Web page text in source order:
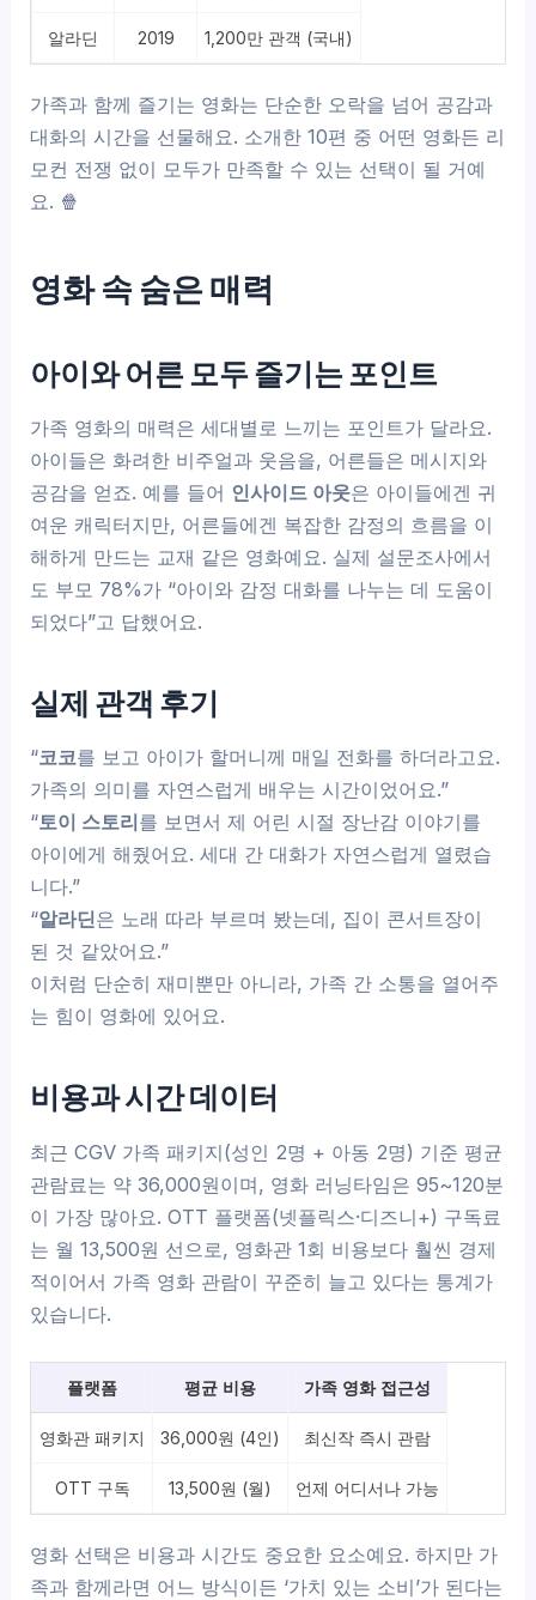
알라딘 2019 1,200만 관객 (국내)
가족과 함께 즐기는 영화는 단순한 오락을 넘어 공감과
대화의 시간을 선물해요. 소개한 10편 중 어떤 영화든 리
모컨 전쟁 없이 모두가 만족할 수 있는 선택이 될 거예
요. 🍿
영화 속 숨은 매력
아이와 어른 모두 즐기는 포인트
가족 영화의 매력은 세대별로 느끼는 포인트가 달라요.
아이들은 화려한 비주얼과 웃음을, 어른들은 메시지와
공감을 얻죠. 예를 들어 인사이드 아웃은 아이들에겐 귀
여운 캐릭터지만, 어른들에겐 복잡한 감정의 흐름을 이
해하게 만드는 교재 같은 영화예요. 실제 설문조사에서
도 부모 78%가 “아이와 감정 대화를 나누는 데 도움이
되었다”고 답했어요.
실제 관객 후기
“코코를 보고 아이가 할머니께 매일 전화를 하더라고요.
가족의 의미를 자연스럽게 배우는 시간이었어요.”
“토이 스토리를 보면서 제 어린 시절 장난감 이야기를
아이에게 해줬어요. 세대 간 대화가 자연스럽게 열렸습
니다.”
“알라딘은 노래 따라 부르며 봤는데, 집이 콘서트장이
된 것 같았어요.”
이처럼 단순히 재미뿐만 아니라, 가족 간 소통을 열어주
는 힘이 영화에 있어요.
비용과 시간 데이터
최근 CGV 가족 패키지(성인 2명 + 아동 2명) 기준 평균
관람료는 약 36,000원이며, 영화 러닝타임은 95~120분
이 가장 많아요. OTT 플랫폼(넷플릭스·디즈니+) 구독료
는 월 13,500원 선으로, 영화관 1회 비용보다 훨씬 경제
적이어서 가족 영화 관람이 꾸준히 늘고 있다는 통계가
있습니다.
플랫폼 평균 비용 가족 영화 접근성
영화관 패키지 36,000원 (4인) 최신작 즉시 관람
OTT 구독 13,500원 (월) 언제 어디서나 가능
영화 선택은 비용과 시간도 중요한 요소예요. 하지만 가
족과 함께라면 어느 방식이든 ‘가치 있는 소비’가 된다는